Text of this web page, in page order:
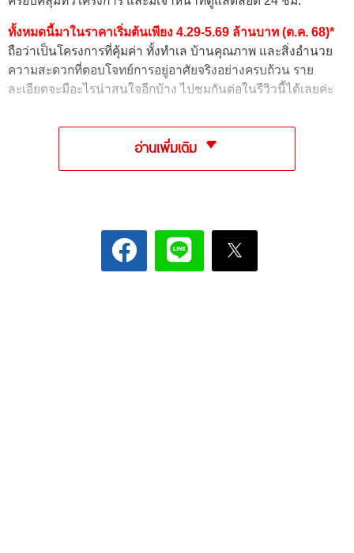
ทั้งหมดนี้มาในราคาเริ่มต้นเพียง 4.29-5.69 ล้านบาท (ต.ค. 68)*
ถือว่าเป็นโครงการที่คุ้มค่า ทั้งทำเล บ้านคุณภาพ และสิ่งอำนวย
ความสะดวกที่ตอบโจทย์การอยู่อาศัยจริงอย่างครบถ้วน ราย
ละเอียดจะมีอะไรน่าสนใจอีกบ้าง ไปชมกันต่อในรีวิวนี้ได้เลยค่ะ
อ่านเพิ่มเติม